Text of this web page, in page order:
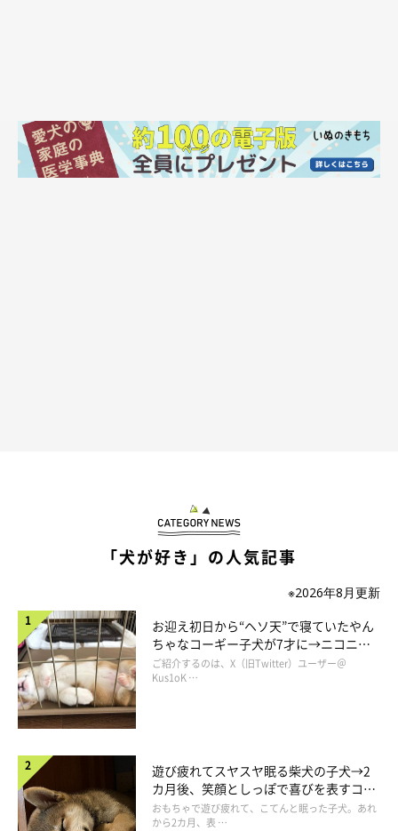
「犬が好き」の人気記事
※2026年8月更新
お迎え初日から“ヘソ天”で寝ていたやん
ちゃなコーギー子犬が7才に→ニコニ
コ“コーギースマイル”が魅力のコに成
長！
ご紹介するのは、X（旧Twitter）ユーザー＠
Kus1oK …
遊び疲れてスヤスヤ眠る柴犬の子犬→2
カ月後、笑顔としっぽで喜びを表すコに
成長！
おもちゃで遊び疲れて、こてんと眠った子犬。あれ
から2カ月、表 …